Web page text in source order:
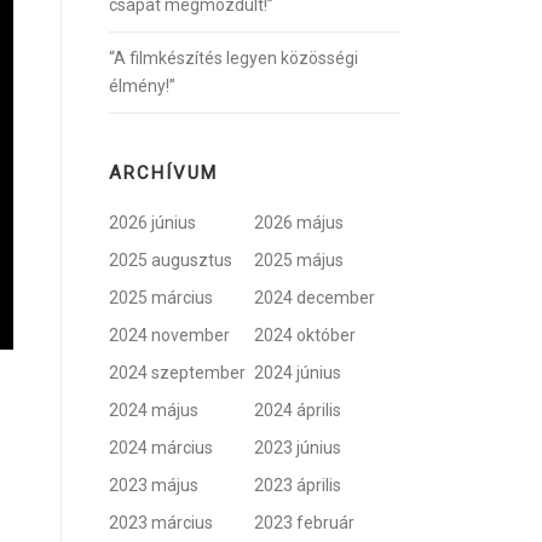
csapat megmozdult!”
“A filmkészítés legyen közösségi
élmény!”
ARCHÍVUM
2026 június
2026 május
2025 augusztus
2025 május
2025 március
2024 december
2024 november
2024 október
2024 szeptember 2024 június
2024 május
2024 április
2024 március
2023 június
2023 május
2023 április
2023 március
2023 február